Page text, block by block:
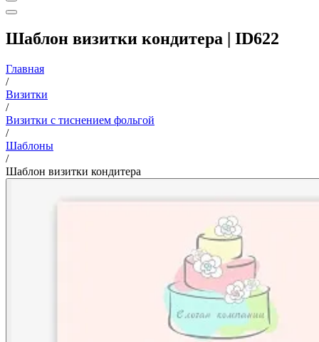
Шаблон визитки кондитера | ID622
Главная
/
Визитки
/
Визитки с тиснением фольгой
/
Шаблоны
/
Шаблон визитки кондитера